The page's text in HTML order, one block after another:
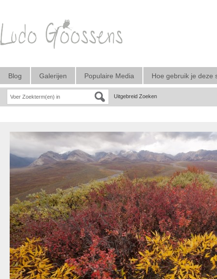
Blog Galerijen Populaire Media Hoe gebruik je deze
Uitgebreid Zoeken